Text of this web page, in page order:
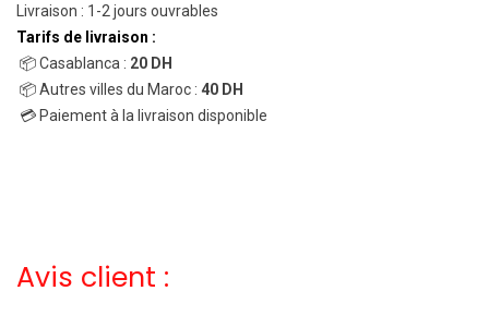
Livraison : 1-2 jours ouvrables
Tarifs de livraison :
📦 Casablanca : 20 DH
📦 Autres villes du Maroc : 40 DH
💳 Paiement à la livraison disponible
Avis client :